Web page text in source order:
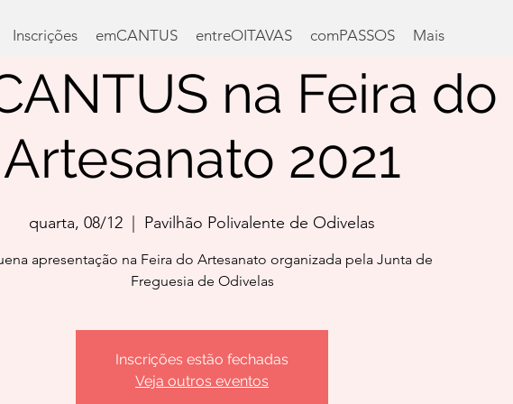
Inscrições emCANTUS entreOITAVAS comPASSOS Mais
Inscrições emCANTUS entreOITAVAS comPASSOS Mais
na Feira do
Artesanato 2021
quarta, 08/12 Pavilhão Polivalente de Odivelas
apresentação na Feira do Artesanato organizada pela Junta de
Freguesia de Odivelas
Inscrições estão fechadas
Veja outros eventos